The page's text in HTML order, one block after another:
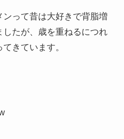
って昔は大好きで背脂増
たが、歳を重ねるにつれ
きています。